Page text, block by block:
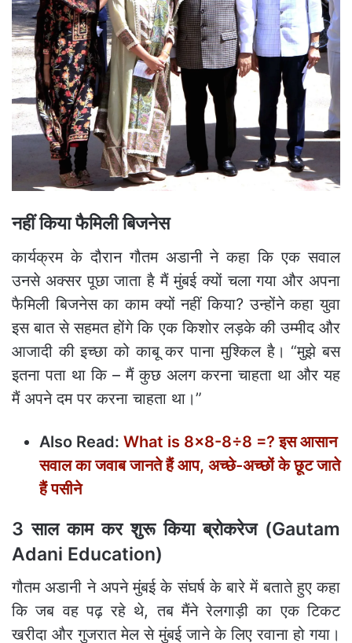
नहीं किया फैमिली बिजनेस
कार्यक्रम के दौरान गौतम अडानी ने कहा कि एक सवाल
उनसे अक्सर पूछा जाता है मैं मुंबई क्यों चला गया और अपना
फैमिली बिजनेस का काम क्यों नहीं किया? उन्होंने कहा युवा
इस बात से सहमत होंगे कि एक किशोर लड़के की उम्मीद और
आजादी की इच्छा को काबू कर पाना मुश्किल है। “मुझे बस
इतना पता था कि – मैं कुछ अलग करना चाहता था और यह
मैं अपने दम पर करना चाहता था।”
Also Read: What is 8×8-8÷8 =? इस आसान
सवाल का जवाब जानते हैं आप, अच्‍छे-अच्‍छों के छूट जाते
हैं पसीने
3 साल काम कर शुरू किया ब्रोकरेज (Gautam
Adani Education)
गौतम अडानी ने अपने मुंबई के संघर्ष के बारे में बताते हुए कहा
कि जब वह पढ़ रहे थे, तब मैंने रेलगाड़ी का एक टिकट
खरीदा और गुजरात मेल से मुंबई जाने के लिए रवाना हो गया।